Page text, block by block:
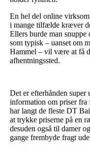
En hel del online
i mange tilfælde kræver
Ellers burde man snuppe
som typisk – uanset om
Hammel – vil være at få
afhentningssted.
Det er efterhånden super
information om priser fra
har langt de fleste DT
at trykke priserne på en
desuden også til damer
gange frembyde fragt